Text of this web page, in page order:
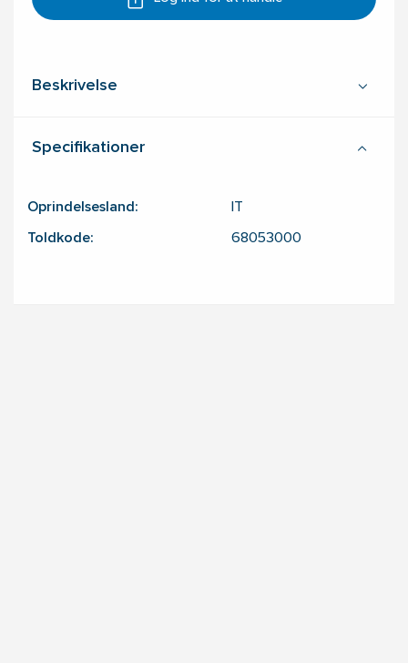
Beskrivelse
Specifikationer
Oprindelsesland:
Toldkode: 68053000